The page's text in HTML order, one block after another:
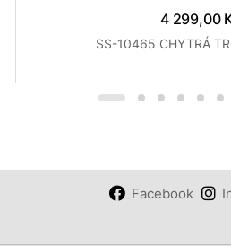
4 299,00
SS-10465 CHYTRÁ
Facebook